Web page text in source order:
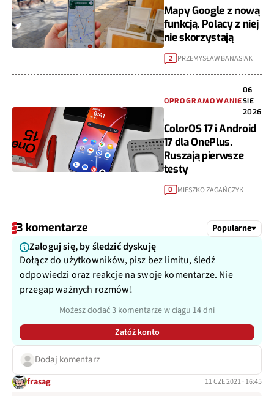
Mapy Google z nową
funkcją. Polacy z niej
nie skorzystają
2 PRZEMYSŁAW BANASIAK
OPROGRAMOWANIE
06
SIE
2026
ColorOS 17 i Android
17 dla OnePlus.
Ruszają pierwsze
testy
0 MIESZKO ZAGAŃCZYK
3 komentarze Popularne
Zaloguj się, by śledzić dyskuję
Dołącz do użytkowników, pisz bez limitu, śledź
odpowiedzi oraz reakcje na swoje komentarze. Nie
przegap ważnych rozmów!
Możesz dodać 3 komentarze w ciągu 14 dni
Załóż konto
Dodaj komentarz
frasag 11 CZE 2021 · 16:45